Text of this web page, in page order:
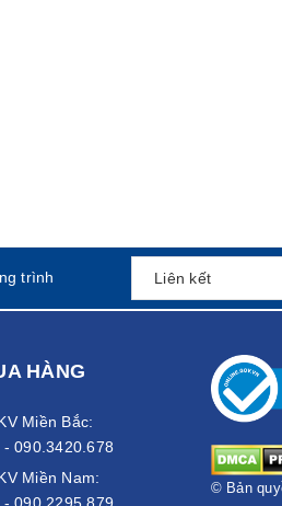
trình
HÀNG
Miền Bắc:
090.3420.678
Miền Nam:
© Bản